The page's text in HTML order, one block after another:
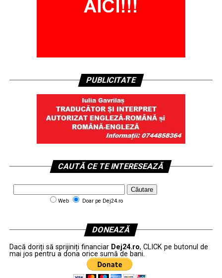
PUBLICITATE
CAUTĂ CE TE INTERESEAZĂ
Web Doar pe Dej24.ro
DONEAZĂ
Dacă doriți să sprijiniți financiar Dej24.ro, CLICK pe butonul de
mai jos pentru a dona orice sumă de bani.